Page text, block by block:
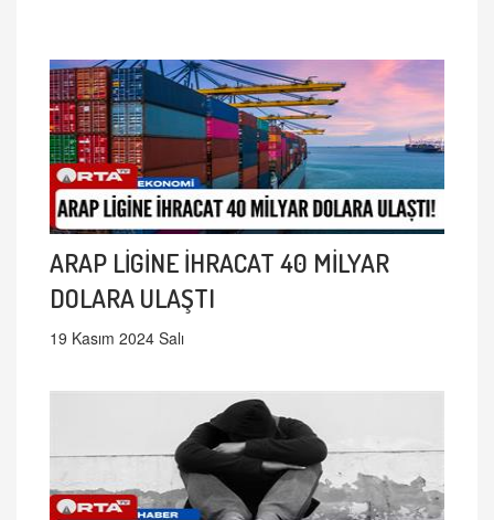
ARAP LİGİNE İHRACAT 40 MİLYAR
DOLARA ULAŞTI
19 Kasım 2024 Salı